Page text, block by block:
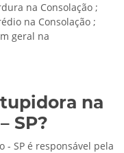
na Consolação ;
na Consolação ;
geral na
na
SP?
- SP é responsável pela